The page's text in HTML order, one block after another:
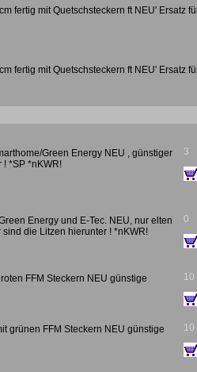
fertig mit Quetschsteckern ft NEU' Ersatz
fertig mit Quetschsteckern ft NEU' Ersatz
Green Energy NEU , günstiger
*SP *nKWR!
3
Energy und E-Tec. NEU, nur elten
die Litzen hierunter ! *nKWR!
0
FFM Steckern NEU günstige
10
grünen FFM Steckern NEU günstige
10